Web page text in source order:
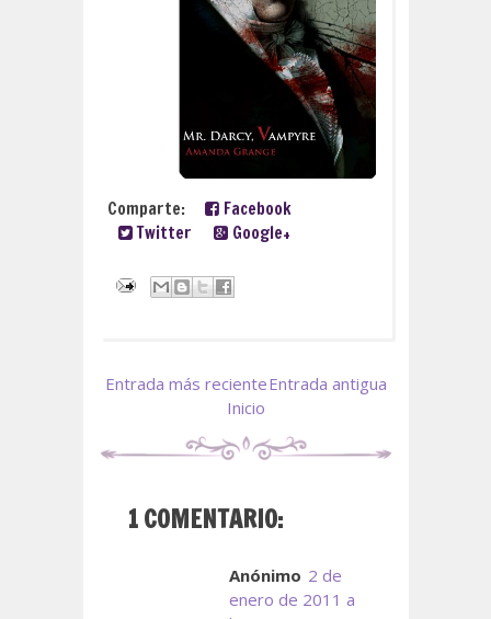
Comparte:
Facebook
Twitter
Google+
Entrada más recienteEntrada antigua
Inicio
1 COMENTARIO:
Anónimo 2 de
enero de 2011 a